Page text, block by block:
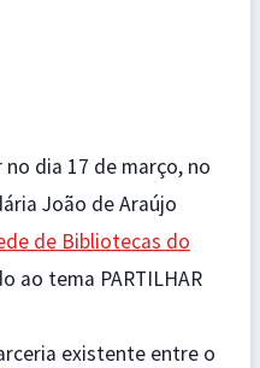
dia 17 de março, no
João de Araújo
de Bibliotecas do
ao tema PARTILHAR
existente entre o